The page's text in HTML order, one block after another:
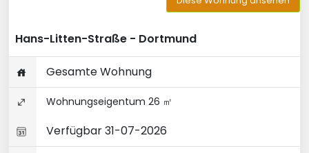
Hans-Litten-Straße - Dortmund
Gesamte Wohnung
Wohnungseigentum 26 ㎡
Verfügbar 31-07-2026